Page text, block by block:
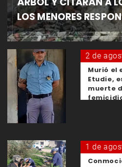
LOS MENORES
2 de
Murió el
Etudie,
muerte
1 de